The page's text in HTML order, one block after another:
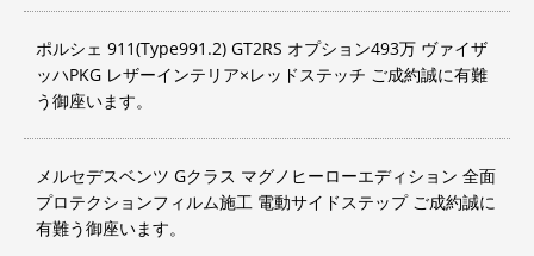
ポルシェ 911(Type991.2) GT2RS オプション493万 ヴァイザ
ッハPKG レザーインテリア×レッドステッチ ご成約誠に有難
う御座います。
メルセデスベンツ Gクラス マグノヒーローエディション 全面
プロテクションフィルム施工 電動サイドステップ ご成約誠に
有難う御座います。